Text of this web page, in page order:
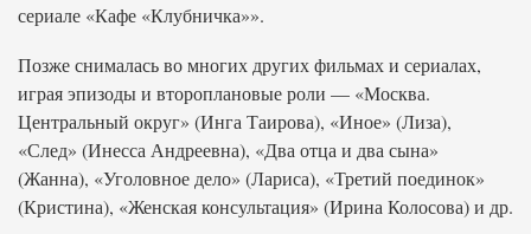
сериале «Кафе «Клубничка»».
Позже снималась во многих других фильмах и сериалах,
играя эпизоды и второплановые роли — «Москва.
Центральный округ» (Инга Таирова), «Иное» (Лиза),
«След» (Инесса Андреевна), «Два отца и два сына»
(Жанна), «Уголовное дело» (Лариса), «Третий поединок»
(Кристина), «Женская консультация» (Ирина Колосова) и др.